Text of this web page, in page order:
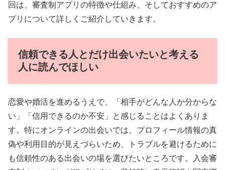
回は、審査制アプリの特徴や仕組み、そしておすすめのア
プリについて詳しくご紹介していきます。
信頼できる人とだけ出会いたいと考える
人に読んでほしい
恋愛や婚活を進めるうえで、「相手がどんな人か分からな
い」「信用できるのか不安」と感じることはよくありま
す。特にオンラインの出会いでは、プロフィール情報の真
偽や利用目的が見えづらいため、トラブルを避けるために
も信頼性のある出会いの場を選びたいところです。入会審